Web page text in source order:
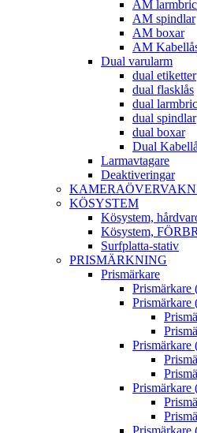
AM
AM spindlar
AM boxar
AM
Dual varularm
dual etiketter
dual flasklås
dual
dual spindlar
dual boxar
Dual
Larmavtagare
Deaktiveringar
KÖSYSTEM
Kösystem,
Kösystem,
Surfplatta-stativ
PRISMÄRKNING
Prismärkare
Prismärkare
Prismärkare
Prismärkare
Prismärkare